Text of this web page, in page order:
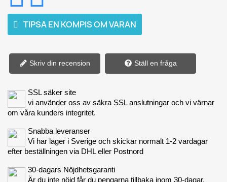
TIPSA EN KOMPIS OM VARAN
Skriv din recension Ställ en fråga
SSL säker site
vi använder oss av säkra SSL anslutningar och vi värnar
om våra kunders integritet.
Snabba leveranser
Vi har lager i Sverige och skickar normalt 1-2 vardagar
efter beställningen via DHL eller Postnord
30-dagars Nöjdhetsgaranti
Är du inte nöjd får du pengarna tillbaka inom 30-dagar.